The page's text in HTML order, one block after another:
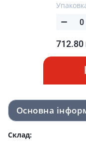
712.80
Основна
Склад: